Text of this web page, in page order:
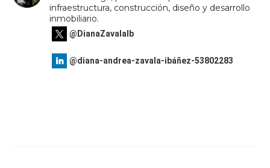
infraestructura, construcción, diseño y desarrollo
inmobiliario.
@DianaZavalaIb
@diana-andrea-zavala-ibáñez-53802283